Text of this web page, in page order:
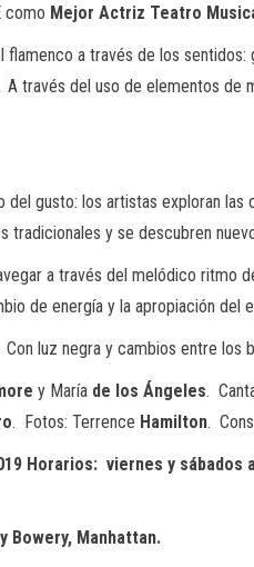
como Mejor Actriz Teatro
flamenco a través de los
través del uso de elementos de
gusto: los artistas exploran
y se descubren
a través del melódico
de energía y la apropiación del
luz negra y cambios entre
y María de los Ángeles.
. Fotos: Terrence Hamilton.
Horarios: viernes y sábados
Bowery, Manhattan.